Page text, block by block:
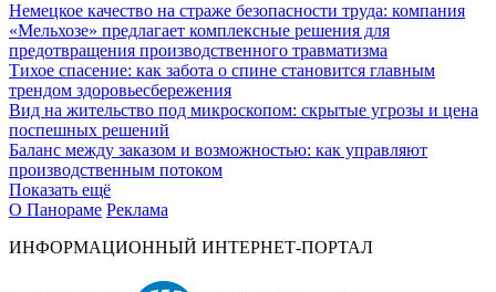
Немецкое качество на страже безопасности труда: компания
«Мельхозе» предлагает комплексные решения для
предотвращения производственного травматизма
Тихое спасение: как забота о спине становится главным
трендом здоровьесбережения
Вид на жительство под микроскопом: скрытые угрозы и цена
поспешных решений
Баланс между заказом и возможностью: как управляют
производственным потоком
Показать ещё
О Панораме Реклама
ИНФОРМАЦИОННЫЙ ИНТЕРНЕТ-ПОРТАЛ